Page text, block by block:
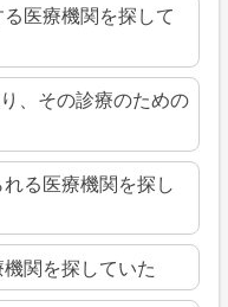
医療機関を探して
、その診療のための
る医療機関を探し
関を探していた